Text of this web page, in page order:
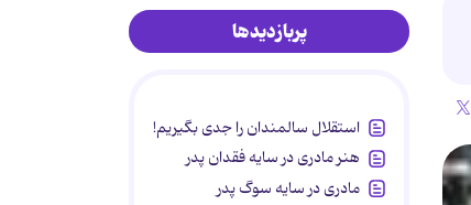
پربازدیدها
استقلال سالمندان را جدی بگیریم!
هنر مادری در سایه‌ فقدان پدر
مادری در سایه سوگ پدر